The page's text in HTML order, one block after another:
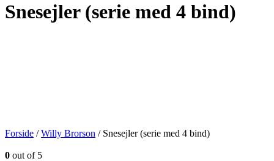
Snesejler (serie med 4 bind)
Forside /Willy Brorson / Snesejler (serie med 4 bind)
0 out of 5